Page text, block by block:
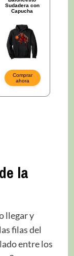
la
llegar y
filas del
entre los